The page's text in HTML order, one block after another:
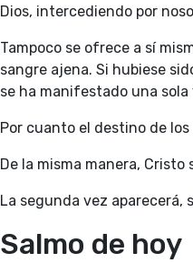
Dios, intercediendo por
Tampoco se ofrece a sí
sangre ajena. Si hubiese
se ha manifestado una
Por cuanto el destino de
De la misma manera,
La segunda vez aparecerá,
Salmo de hoy